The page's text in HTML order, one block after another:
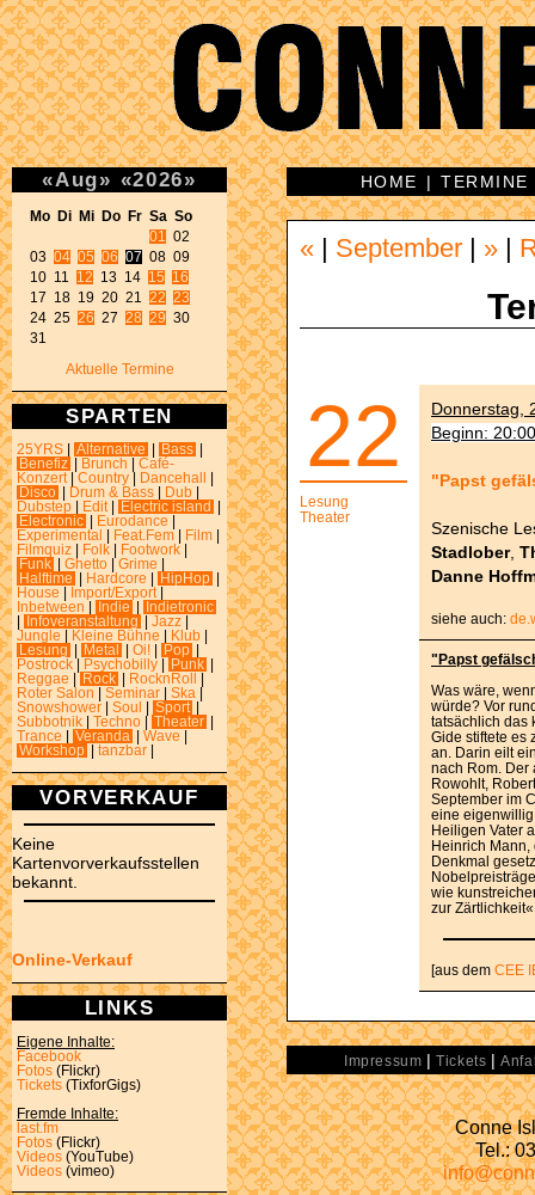
«Aug» «2026»
Mo Di Mi Do Fr Sa So
01
02
03 04 05 06 07 08 09
10 11 12 13 14 15
16
17 18 19 20 21 22 23
24 25 26 27 28 29 30
31
Aktuelle Termine
SPARTEN
25YRS Alternative Bass
Benefiz
Brunch
Café-
Konzert
Country Dancehall
Disco
Drum & Bass Dub
Dubstep
Edit Electric island
Electronic
Eurodance
Experimental
Feat.Fem Film
Filmquiz
Folk Footwork
Funk
Ghetto Grime
Halftime
Hardcore HipHop
House
Import/Export
Inbetween
Indie
Indietronic
Infoveranstaltung Jazz
Jungle
Kleine Bühne Klub
Lesung
Metal Oi! Pop
Postrock
Psychobilly Punk
Reggae
Rock RocknRoll
Roter Salon
Seminar Ska
Snowshower
Soul Sport
Subbotnik
Techno Theater
Trance
Veranda Wave
Workshop
tanzbar
VORVERKAUF
Keine
Kartenvorverkaufsstellen
bekannt.
Online-Verkauf
LINKS
Eigene Inhalte:
Facebook
Fotos (Flickr)
Tickets (TixforGigs)
Fremde Inhalte:
last.fm
Fotos (Flickr)
Videos (YouTube)
Videos (vimeo)
HOME |TERMINE
« September »
22
Lesung
Theater
Donnerstag,
Beginn:
"Papst
Szenische
Stadlober,
Danne
siehe auch:
"Papst
Was wäre,
würde? Vor
tatsächlich das
Gide stiftete es
an. Darin eilt
nach Rom. Der
Rowohlt,
September im
eine
Heiligen Vater
Heinrich
Denkmal
wie
zur Zärtlichkeit«
[aus dem CEE
Impressum | Tickets |
Conne
Tel.: